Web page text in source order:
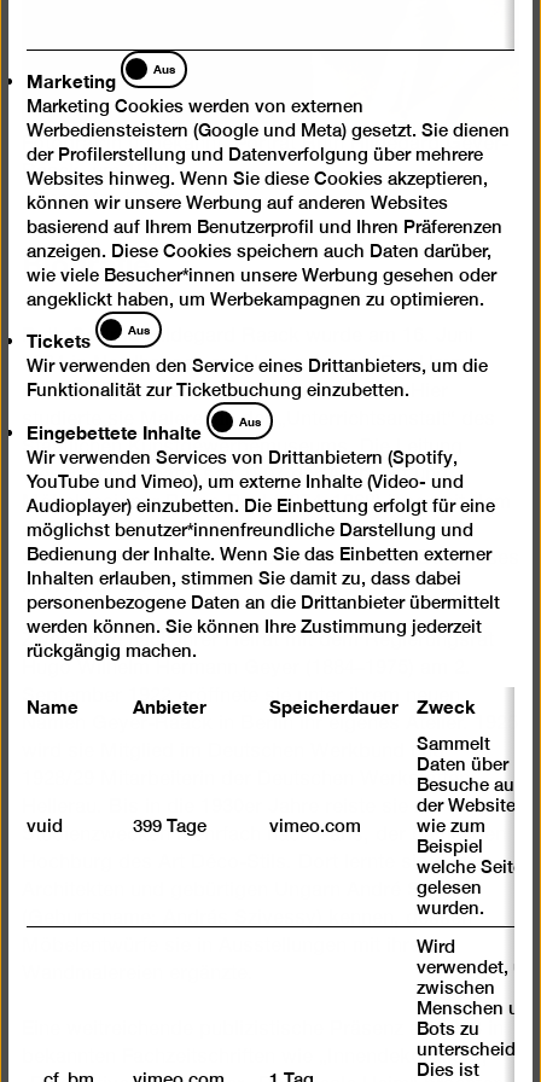
Fotograf*in unbekannt, Porträt Ruth Hildegard Geyer-
Raack, um 1930
© Repro: Anja E. Witte
Biografie
Ruth Gertrud Hildegard Raack wurde am 16. Juni
1894 in Nordhausen am Harz geboren. Der Umzug
ihrer Familie brachte sie 1913 nach Berlin. Hier
studierte sie Malerei an der „Unterrichtsanstalt“ des
Staatlichen Kunstgewerbemuseums. Die Leitung
dieser Schule hatte seit 1907 der Architekt und
Möbeldesigner Bruno Paul (1874–1968) inne, mit dem
die Künstlerin später auch beruflich zusammen
arbeitete. 1920/21 nahm sie an Kursen des Bauhauses
in Weimar teil.
Zwei Jahre nach ihrer Heirat mit dem Regierungsrat
Hugo Wilhelm Hermann Geyer (1884–1975) am 2.
September 1922 eröffnete sie unter ihrem neuen
Namen Geyer-Raack in Berlin ihr eigenes Atelier. 1925
wird sie Mitglied im Deutschen Werkbund und
1928/29 Mitarbeiterin der Deutschen Werkstätten
Hellerau. Bis in die 1930er Jahre reiste sie zu
Studienzwecken mehrfach nach Paris, der damaligen
Hochburg des Art Déco-Stils. Dort lernte sie den
Architekten und gebürtigen Ungarn André Sivé
(Geburtsname: András Szivessy) kennen, dessen
Möbelentwürfe sie in Ausstellungen mit ihren
Eine weitreichende publizistische Präsenz ab 1928 in
bekannten Fachzeitschriften wie „Innendekoration“,
Marketing
Marketing
Aus
Marketing Cookies werden von externen
Werbediensteistern (Google und Meta) gesetzt. Sie dienen
der Profilerstellung und Datenverfolgung über mehrere
Websites hinweg. Wenn Sie diese Cookies akzeptieren,
können wir unsere Werbung auf anderen Websites
basierend auf Ihrem Benutzerprofil und Ihren Präferenzen
anzeigen. Diese Cookies speichern auch Daten darüber,
wie viele Besucher*innen unsere Werbung gesehen oder
angeklickt haben, um Werbekampagnen zu optimieren.
Tickets
Tickets
Aus
Wir verwenden den Service eines Drittanbieters, um die
Funktionalität zur Ticketbuchung einzubetten.
Eingebettete Inhalte
Eingebettete
Inhalte
Aus
Wir verwenden Services von Drittanbietern (Spotify,
YouTube und Vimeo), um externe Inhalte (Video- und
Audioplayer) einzubetten. Die Einbettung erfolgt für eine
möglichst benutzer*innenfreundliche Darstellung und
Bedienung der Inhalte. Wenn Sie das Einbetten externer
Inhalten erlauben, stimmen Sie damit zu, dass dabei
personenbezogene Daten an die Drittanbieter übermittelt
werden können. Sie können Ihre Zustimmung jederzeit
rückgängig machen.
Name Anbieter Speicherdauer Zweck
vuid 399 Tage vimeo.com
Sammelt
Daten über
Besuche auf
der Website,
wie zum
Beispiel
welche Seiten
gelesen
wurden.
Wird
verwendet, um
zwischen
Menschen und
Bots zu
unterscheiden.
Dies ist